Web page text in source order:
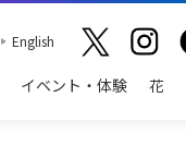
English
イベント・体験 花